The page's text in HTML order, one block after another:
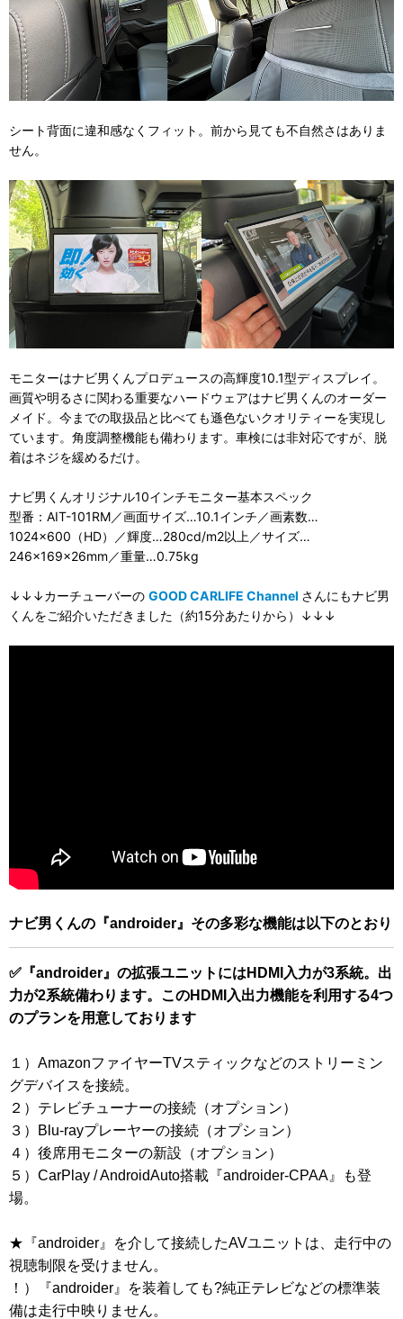
シート背面に違和感なくフィット。前から見ても不自然さはありま
せん。
モニターはナビ男くんプロデュースの高輝度10.1型ディスプレイ。
画質や明るさに関わる重要なハードウェアはナビ男くんのオーダー
メイド。今までの取扱品と比べても遜色ないクオリティーを実現し
ています。角度調整機能も備わります。車検には非対応ですが、脱
着はネジを緩めるだけ。
ナビ男くんオリジナル10インチモニター基本スペック
型番：AIT-101RM／画面サイズ…10.1インチ／画素数…
1024×600（HD）／輝度…280cd/m2以上／サイズ…
246×169×26mm／重量…0.75kg
↓↓↓カーチューバーの GOOD CARLIFE Channel さんにもナビ男
くんをご紹介いただきました（約15分あたりから）↓↓↓
ナビ男くんの『androider』その多彩な機能は以下のとおり
✅『androider』の拡張ユニットにはHDMI入力が3系統。出
力が2系統備わります。このHDMI入出力機能を利用する4つ
のプランを用意しております
１）AmazonファイヤーTVスティックなどのストリーミン
グデバイスを接続。
２）テレビチューナーの接続（オプション）
３）Blu-rayプレーヤーの接続（オプション）
４）後席用モニターの新設（オプション）
５）CarPlay / AndroidAuto搭載『androider-CPAA』も登
場。
★『androider』を介して接続したAVユニットは、走行中の
視聴制限を受けません。
！）『androider』を装着しても?純正テレビなどの標準装
備は走行中映りません。